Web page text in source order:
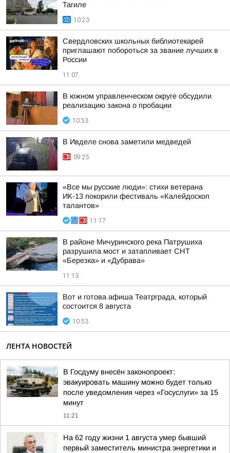
Тагиле
10:23
Свердловских школьных библиотекарей
приглашают побороться за звание лучших в
России
11:07
В южном управленческом округе обсудили
реализацию закона о пробации
10:53
В Ивделе снова заметили медведей
09:25
«Все мы русские люди»: стихи ветерана
ИК-13 покорили фестиваль «Калейдоскоп
талантов»
11:17
В районе Мичуринского река Патрушиха
разрушила мост и затапливает СНТ
«Березка» и «Дубрава»
11:13
Вот и готова афиша Театрграда, который
состоится 8 августа
10:53
ЛЕНТА НОВОСТЕЙ
В Госдуму внесён законопроект:
эвакуировать машину можно будет только
после уведомления через «Госуслуги» за 15
минут
11:21
На 62 году жизни 1 августа умер бывший
первый заместитель министра энергетики и